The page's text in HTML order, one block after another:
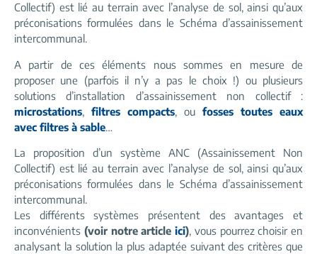
Collectif) est lié au terrain avec l’analyse de sol, ainsi qu’aux
préconisations formulées dans le Schéma d’assainissement
intercommunal.
A partir de ces éléments nous sommes en mesure de
proposer une (parfois il n’y a pas le choix !) ou plusieurs
solutions d’installation d’assainissement non collectif :
microstations, filtres compacts, ou fosses toutes eaux
avec filtres à sable…
La proposition d’un système ANC (Assainissement Non
Collectif) est lié au terrain avec l’analyse de sol, ainsi qu’aux
préconisations formulées dans le Schéma d’assainissement
intercommunal.
Les différents systèmes présentent des avantages et
inconvénients (voir notre article ici), vous pourrez choisir en
analysant la solution la plus adaptée suivant des critères que